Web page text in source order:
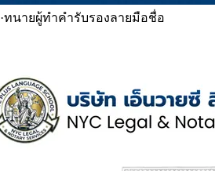
·ทนายผู้ทำคำรับรองลายมือชื่อ